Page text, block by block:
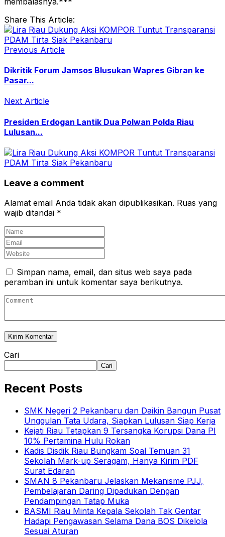
Share This Article:
Previous Article
Dikritik Forum Jamsos Blusukan Wapres Gibran ke
Pasar...
Next Article
Presiden Erdogan Lantik Dua Polwan Polda Riau
Lulusan...
Leave a comment
Alamat email Anda tidak akan dipublikasikan. Ruas yang
wajib ditandai *
Simpan nama, email, dan situs web saya pada
peramban ini untuk komentar saya berikutnya.
Cari
Cari
Recent Posts
SMK Negeri 2 Pekanbaru dan Daikin Bangun Pusat
Unggulan Tata Udara, Siapkan Lulusan Siap Kerja
Kejati Riau Tetapkan 9 Tersangka Korupsi Dana PI
10% Pertamina Hulu Rokan
Kadis Disdik Riau Bungkam Soal Temuan 31
Sekolah Mark-up Seragam, Hanya Kirim PDF
Surat Edaran
SMAN 8 Pekanbaru Jelaskan Mekanisme PJJ,
Pembelajaran Daring Dipadukan Dengan
Pendampingan Tatap Muka
BASMI Riau Minta Kepala Sekolah Tak Gentar
Hadapi Pengawasan Selama Dana BOS Dikelola
Sesuai Aturan